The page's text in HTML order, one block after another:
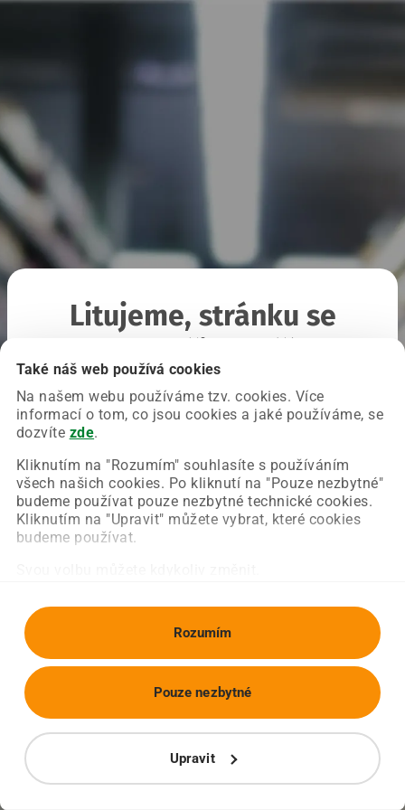
Také náš web používá cookies
Na našem webu používáme tzv. cookies. Více
informací o tom, co jsou cookies a jaké používáme, se
dozvíte zde.
Kliknutím na "Rozumím" souhlasíte s používáním
všech našich cookies. Po kliknutí na "Pouze nezbytné"
budeme používat pouze nezbytné technické cookies.
Kliknutím na "Upravit" můžete vybrat, které cookies
budeme používat.
Rozumím
Upravit
Pouze nezbytné
Litujeme, stránku se
Chyba nastala na naší straně a už ji opravujeme.
Zkuste prosím znovu načíst požadovanou stránku.
Obnovit stránku Úvodní strana